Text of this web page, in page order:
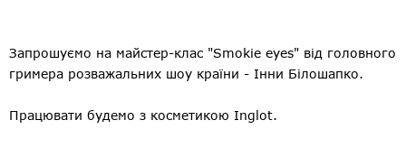
Запрошуємо на майстер-клас "Smokie eyes" від головного
гримера розважальних шоу країни - Інни Білошапко.
Працювати будемо з косметикою Inglot.